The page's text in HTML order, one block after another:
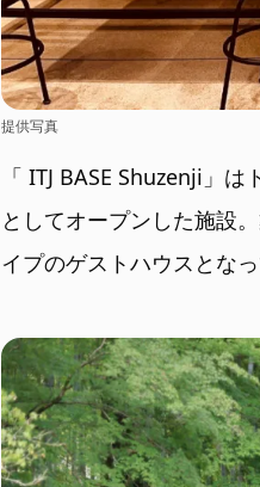
提供写真
「 ITJ BASE Shuzenji」
としてオープンした施設
イプのゲストハウスとなっ